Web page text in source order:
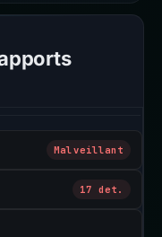
Malveillant
17 det.